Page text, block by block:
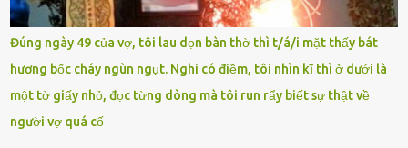
năm thứ 24. Quá trình giáo dục, học sinh Chu Ngọc Quang Vinh đã
nhận thức được nội dung bài viết của bản thân trên mạng xã hội
ngày 1.9 là chưa phù hợp nên đã chủ động gỡ bài viết và đăng bài
xin lỗi trên trang Facebook cá nhân. Chu Ngọc Quang Vinh làm việc
với cơ quan chức năng. Ảnh: Đơn vị cung...
Đúng ngày 49 của vợ, tôi lau dọn bàn thờ thì t/á/i mặt thấy bát
hương bốc cháy ngùn ngụt. Nghi có điềm, tôi nhìn kĩ thì ở dưới là
một tờ giấy nhỏ, đọc từng dòng mà tôi run rẩy biết sự thật về
người vợ quá cố